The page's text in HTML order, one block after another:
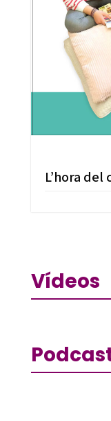
L’hora
Vídeos